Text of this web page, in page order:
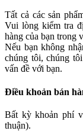
Tất cả các sản
Vui lòng kiểm tra
hàng của bạn trong
Nếu bạn không
chúng tôi, chúng
vấn đề với bạn.
Điều khoản bán
Bất kỳ khoản phí
thuận).